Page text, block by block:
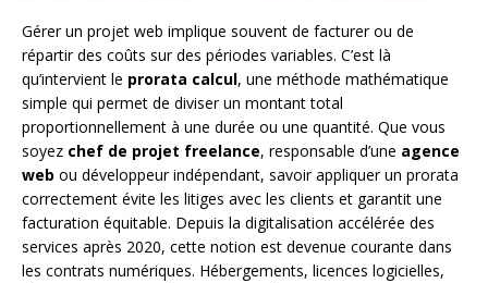
Gérer un projet web implique souvent de facturer ou de
répartir des coûts sur des périodes variables. C’est là
qu’intervient le prorata calcul, une méthode mathématique
simple qui permet de diviser un montant total
proportionnellement à une durée ou une quantité. Que vous
soyez chef de projet freelance, responsable d’une agence
web ou développeur indépendant, savoir appliquer un prorata
correctement évite les litiges avec les clients et garantit une
facturation équitable. Depuis la digitalisation accélérée des
services après 2020, cette notion est devenue courante dans
les contrats numériques. Hébergements, licences logicielles,